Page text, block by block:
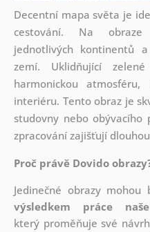
Decentní mapa světa je
cestování. Na
jednotlivých kontinentů
zemí. Uklidňující
harmonickou
interiéru. Tento obraz je
studovny nebo
zpracování zajišťují
Proč právě Dovido
Jedinečné obrazy
výsledkem práce
který proměňuje své